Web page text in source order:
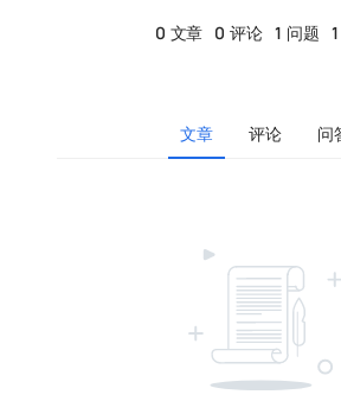
0 文章 0 评论 1 问题 1
文章 评论 问